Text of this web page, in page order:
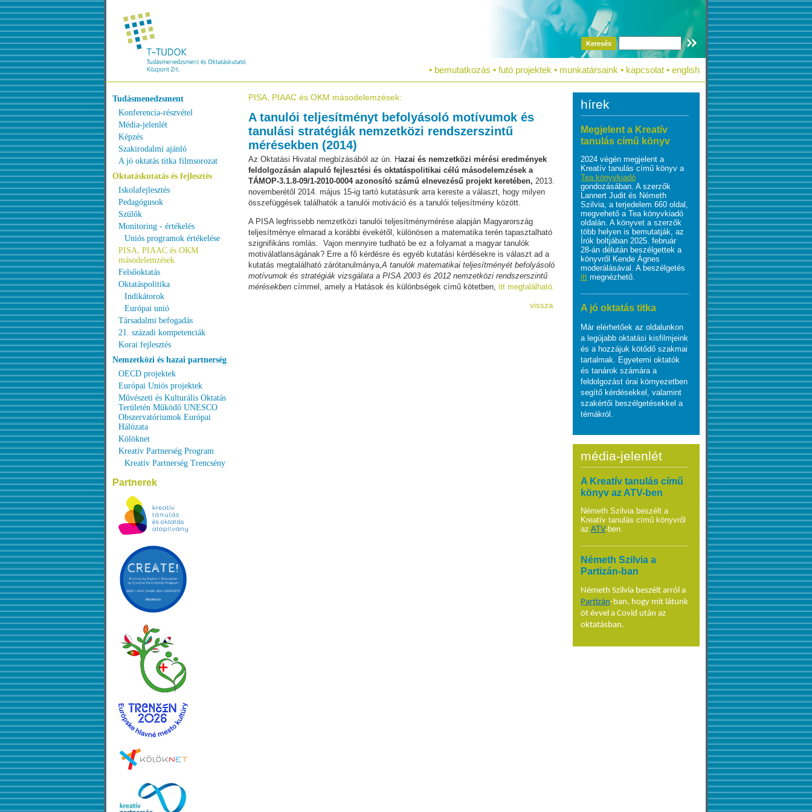
Keresés
• bemutatkozás • futó projektek • munkatársaink • kapcsolat • english
Tudásmenedzsment
Konferencia-részvétel
Média-jelenlét
Képzés
Szakirodalmi ajánló
A jó oktatás titka filmsorozat
Oktatáskutatás és fejlesztés
Iskolafejlesztés
Pedagógusok
Szülők
Monitoring - értékelés
Uniós programok értékelése
PISA, PIAAC és OKM
másodelemzések
Felsőoktatás
Oktatáspolitika
Indikátorok
Európai unió
Társadalmi befogadás
21. századi kompetenciák
Korai fejlesztés
Nemzetközi és hazai partnerség
OECD projektek
Európai Uniós projektek
Művészeti és Kulturális Oktatás
Területén Működő UNESCO
Obszervatóriumok Európai
Hálózata
Kölöknet
Kreatív Partnerség Program
Kreatív Partnerség Trencsény
Partnerek
PISA, PIAAC és OKM másodelemzések:
A tanulói teljesítményt befolyásoló motívumok és
tanulási stratégiák nemzetközi rendszerszintű
mérésekben (2014)
Az Oktatási Hivatal megbízásából az ún. Hazai és nemzetközi mérési eredmények
feldolgozásán alapuló fejlesztési és oktatáspolitikai célú másodelemzések a
TÁMOP-3.1.8-09/1-2010-0004 azonosító számú elnevezésű projekt keretében, 2013.
novemberétől 2014. május 15-ig tartó kutatásunk arra kereste a választ, hogy milyen
összefüggések találhatók a tanulói motiváció és a tanulói teljesítmény között.
A PISA legfrissebb nemzetközi tanulói teljesítménymérése alapján Magyarország
teljesítménye elmarad a korábbi évekétől, különösen a matematika terén tapasztalható
szignifikáns romlás. Vajon mennyire tudható be ez a folyamat a magyar tanulók
motiválatlanságának? Erre a fő kérdésre és egyéb kutatási kérdésekre is választ ad a
kutatás megtalálható zárótanulmánya,A tanulók matematikai teljesítményét befolyásoló
motívumok és stratégiák vizsgálata a PISA 2003 és 2012 nemzetközi rendszerszintű
mérésekben címmel, amely a Hatások és különbségek című kötetben, itt megtalálható.
vissza
hírek
Megjelent a Kreatív
tanulás című könyv
2024 végén megjelent a
Kreatív tanulás című könyv a
Tea könyvkiadó
gondozásában. A szerzők
Lannert Judit és Németh
Szilvia, a terjedelem 660 oldal,
megvehető a Tea könyvkiadó
oldalán. A könyvet a szerzők
több helyen is bemutatják, az
Írók boltjában 2025. február
28-án délután beszélgettek a
könyvről Kende Ágnes
moderálásával. A beszélgetés
itt megnézhető.
A jó oktatás titka
Már elérhetőek az oldalunkon
a legújabb oktatási kisfilmjeink
és a hozzájuk kötődő szakmai
tartalmak. Egyetemi oktatók
és tanárok számára a
feldolgozást órai környezetben
segítő kérdésekkel, valamint
szakértői beszélgetésekkel a
témákról.
média-jelenlét
A Kreatív tanulás című
könyv az ATV-ben
Németh Szilvia beszélt a
Kreatív tanulás című könyvről
az ATV-ben.
Németh Szilvia a
Partizán-ban
Németh Szilvia beszélt arról a
Partizán-ban, hogy mit látunk
öt évvel a Covid után az
oktatásban.